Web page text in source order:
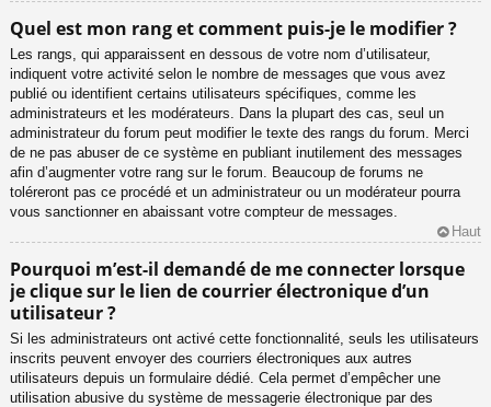
Quel est mon rang et comment puis-je le modifier ?
Les rangs, qui apparaissent en dessous de votre nom d’utilisateur,
indiquent votre activité selon le nombre de messages que vous avez
publié ou identifient certains utilisateurs spécifiques, comme les
administrateurs et les modérateurs. Dans la plupart des cas, seul un
administrateur du forum peut modifier le texte des rangs du forum. Merci
de ne pas abuser de ce système en publiant inutilement des messages
afin d’augmenter votre rang sur le forum. Beaucoup de forums ne
toléreront pas ce procédé et un administrateur ou un modérateur pourra
vous sanctionner en abaissant votre compteur de messages.
Haut
Pourquoi m’est-il demandé de me connecter lorsque
je clique sur le lien de courrier électronique d’un
utilisateur ?
Si les administrateurs ont activé cette fonctionnalité, seuls les utilisateurs
inscrits peuvent envoyer des courriers électroniques aux autres
utilisateurs depuis un formulaire dédié. Cela permet d’empêcher une
utilisation abusive du système de messagerie électronique par des